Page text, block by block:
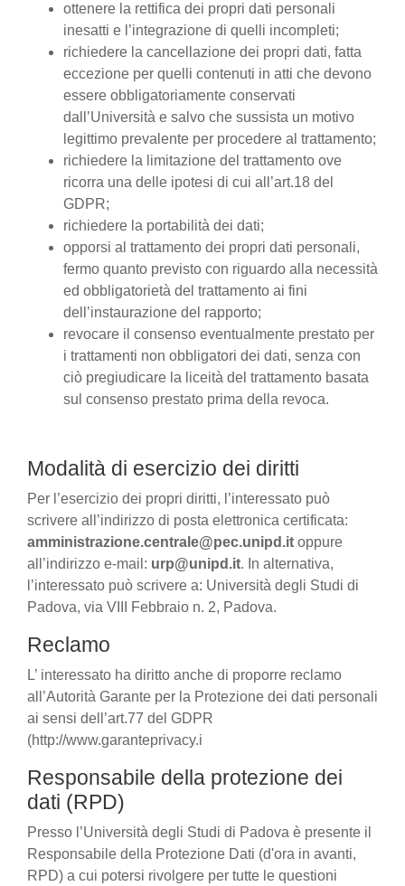
ottenere la rettifica dei propri dati personali
inesatti e l’integrazione di quelli incompleti;
richiedere la cancellazione dei propri dati, fatta
eccezione per quelli contenuti in atti che devono
essere obbligatoriamente conservati
dall’Università e salvo che sussista un motivo
legittimo prevalente per procedere al trattamento;
richiedere la limitazione del trattamento ove
ricorra una delle ipotesi di cui all’art.18 del
GDPR;
richiedere la portabilità dei dati;
opporsi al trattamento dei propri dati personali,
fermo quanto previsto con riguardo alla necessità
ed obbligatorietà del trattamento ai fini
dell’instaurazione del rapporto;
revocare il consenso eventualmente prestato per
i trattamenti non obbligatori dei dati, senza con
ciò pregiudicare la liceità del trattamento basata
sul consenso prestato prima della revoca.
Modalità di esercizio dei diritti
Per l’esercizio dei propri diritti, l’interessato può
scrivere all’indirizzo di posta elettronica certificata:
amministrazione.centrale@pec.unipd.it oppure
all’indirizzo e-mail: urp@unipd.it. In alternativa,
l’interessato può scrivere a: Università degli Studi di
Padova, via VIII Febbraio n. 2, Padova.
Reclamo
L’ interessato ha diritto anche di proporre reclamo
all’Autorità Garante per la Protezione dei dati personali
ai sensi dell’art.77 del GDPR
(http://www.garanteprivacy.i
Responsabile della protezione dei
dati (RPD)
Presso l’Università degli Studi di Padova è presente il
Responsabile della Protezione Dati (d'ora in avanti,
RPD) a cui potersi rivolgere per tutte le questioni